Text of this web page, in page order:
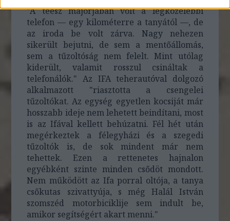
"A téesz majorjában volt a legközelebbi
telefon — egy kilométerre a tanyától —, de
az iroda be volt zárva. Nagy nehezen
sikerült bejutni, de sem a mentőállomás,
sem a tűzoltóság nem felelt. Mint utólag
kiderült, valamit rosszul csináltak a
telefonálók." Az IFA teherautóval dolgozó
alkalmazott "riasztotta a csengelei
tűzoltókat. Az egység egyetlen kocsiját már
hosszabb ideje nem lehetett beindítani, most
is az Ifával kellett behúzatni. Fél hét után
megérkeztek a félegyházi és a szegedi
tűzoltók is, de sok mindent már nem
tehettek. Ezen a rettenetes hajnalon
egyébként szinte minden csődöt mondott.
Nem működött az Ifa porral oltója, a tanya
csőkutas szivattyúja, s még Halál István
szomszéd motorbiciklije sem indult be,
amikor segítségért akart menni."